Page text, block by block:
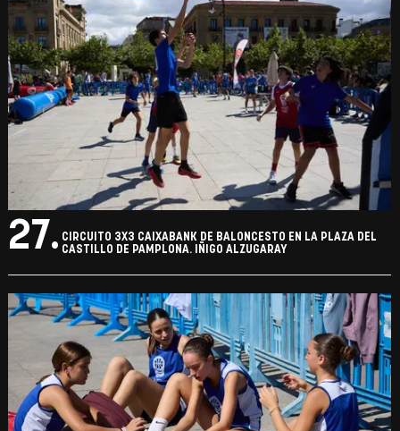
27. CIRCUITO 3X3 CAIXABANK DE BALONCESTO EN LA PLAZA DEL
CASTILLO DE PAMPLONA. IÑIGO ALZUGARAY